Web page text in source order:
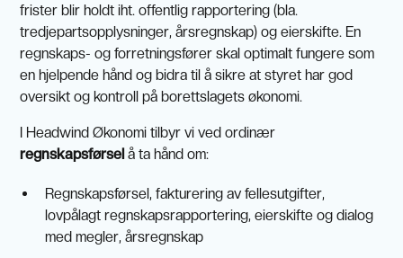
frister blir holdt iht. offentlig rapportering (bla.
tredjepartsopplysninger, årsregnskap) og eierskifte. En
regnskaps- og forretningsfører skal optimalt fungere som
en hjelpende hånd og bidra til å sikre at styret har god
oversikt og kontroll på borettslagets økonomi.
I Headwind Økonomi tilbyr vi ved ordinær
regnskapsførsel å ta hånd om:
Regnskapsførsel, fakturering av fellesutgifter,
lovpålagt regnskapsrapportering, eierskifte og dialog
med megler, årsregnskap